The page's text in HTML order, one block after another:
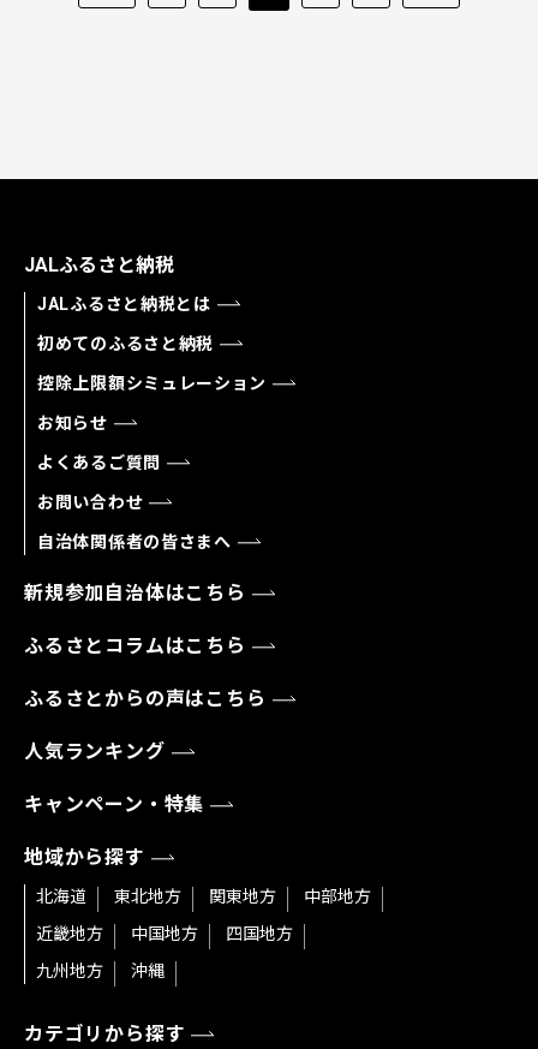
JALふるさと納税
JALふるさと納税とは
初めてのふるさと納税
控除上限額シミュレーション
お知らせ
よくあるご質問
お問い合わせ
自治体関係者の皆さまへ
新規参加自治体はこちら
ふるさとコラムはこちら
ふるさとからの声はこちら
人気ランキング
キャンペーン・特集
地域から探す
北海道 東北地方 関東地方
中部地方
近畿地方
中国地方
四国地方
九州地方
沖縄
カテゴリから探す